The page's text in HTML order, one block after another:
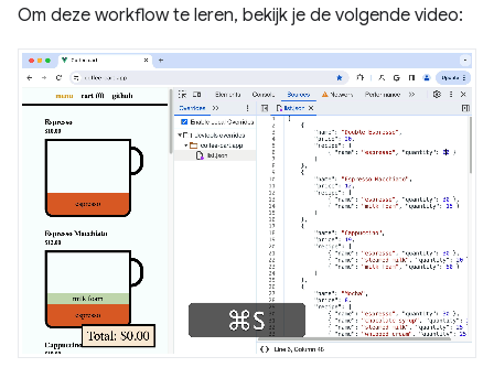
Om deze workflow te leren, bekijk je de volgende video: